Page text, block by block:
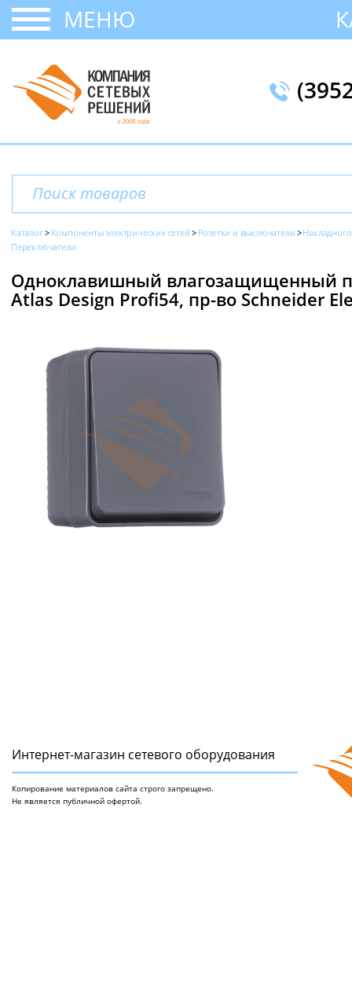
МЕНЮ
Каталог Компоненты электрических сетей Розетки и выключатели
Переключатели
Одноклавишный влагозащищенный
Atlas Design Profi54, пр-во Schneider
Интернет-магазин сетeвого оборудования
Копирование материалов сайта строго запрещено.
Не является публичной офертой.